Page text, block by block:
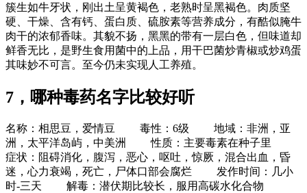
簇生如牛牙状，刚出土呈黄褐色，老熟时呈黑褐色。肉质坚
硬、干燥、含有钙、蛋白质、硫胺素等营养成分，有酷似腌牛
肉干的浓郁香味。其貌不扬，黑黑的带有一层白色，但味道却
鲜香无比，是野生食用菌中的上品，用干巴菌炒青椒或炒鸡蛋
其味妙不可言。至今仍未实现人工养殖。
7，哪种毒药名字比较好听
名称：相思豆，爱情豆 毒性：6级 地域：非洲，亚
洲，太平洋岛屿，中美洲 性质：主要毒素在种子里
症状：阻碍消化，腹泻，恶心，呕吐，惊厥，混合出血，昏
迷，心力衰竭，死亡，尸体口部会腐烂 发作时间：几小
时-三天 解毒：潜伏期比较长，服用高碳水化合物